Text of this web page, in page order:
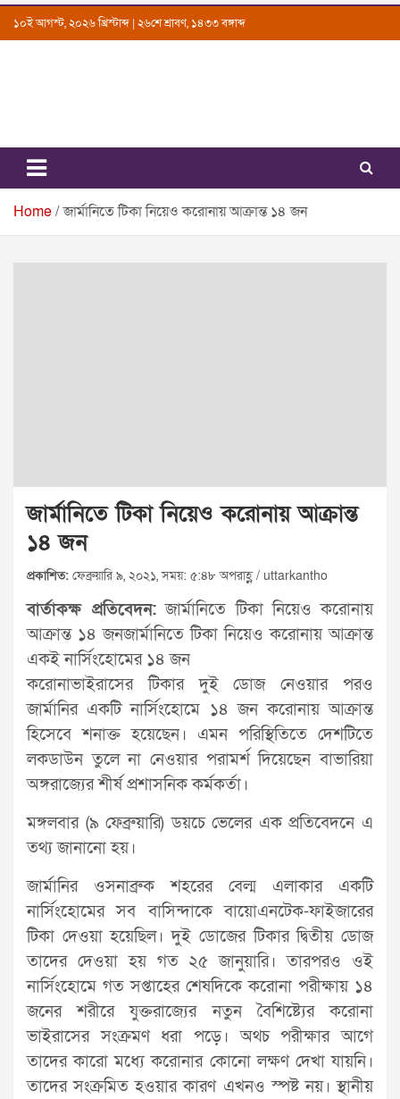
Skip১০ই আগস্ট, ২০২৬ খ্রিস্টাব্দ | ২৬শে শ্রাবণ, ১৪৩৩ বঙ্গাব্দ
Uttarkantho
News Portal
Home জার্মানিতে টিকা নিয়েও করোনায় আক্রান্ত ১৪ জন
জার্মানিতে টিকা নিয়েও করোনায় আক্রান্ত
১৪ জন
প্রকাশিত: ফেব্রুয়ারি ৯, ২০২১, সময়: ৫:৪৮ অপরাহ্ণ / uttarkantho
বার্তাকক্ষ প্রতিবেদন: জার্মানিতে টিকা নিয়েও করোনায়
আক্রান্ত ১৪ জনজার্মানিতে টিকা নিয়েও করোনায় আক্রান্ত
একই নার্সিংহোমের ১৪ জন
করোনাভাইরাসের টিকার দুই ডোজ নেওয়ার পরও
জার্মানির একটি নার্সিংহোমে ১৪ জন করোনায় আক্রান্ত
হিসেবে শনাক্ত হয়েছেন। এমন পরিস্থিতিতে দেশটিতে
লকডাউন তুলে না নেওয়ার পরামর্শ দিয়েছেন বাভারিয়া
অঙ্গরাজ্যের শীর্ষ প্রশাসনিক কর্মকর্তা।
মঙ্গলবার (৯ ফেব্রুয়ারি) ডয়চে ভেলের এক প্রতিবেদনে এ
তথ্য জানানো হয়।
জার্মানির ওসনাব্রুক শহরের বেল্ম এলাকার একটি
নার্সিংহোমের সব বাসিন্দাকে বায়োএনটেক-ফাইজারের
টিকা দেওয়া হয়েছিল। দুই ডোজের টিকার দ্বিতীয় ডোজ
তাদের দেওয়া হয় গত ২৫ জানুয়ারি। তারপরও ওই
নার্সিংহোমে গত সপ্তাহের শেষদিকে করোনা পরীক্ষায় ১৪
জনের শরীরে যুক্তরাজ্যের নতুন বৈশিষ্ট্যের করোনা
ভাইরাসের সংক্রমণ ধরা পড়ে। অথচ পরীক্ষার আগে
তাদের কারো মধ্যে করোনার কোনো লক্ষণ দেখা যায়নি।
তাদের সংক্রমিত হওয়ার কারণ এখনও স্পষ্ট নয়। স্থানীয়